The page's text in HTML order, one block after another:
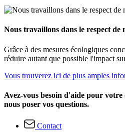
Nous travaillons dans le respect de
Grâce à des mesures écologiques
réduire autant que possible l'impact
Vous trouverez ici de plus amples
Avez-vous besoin d'aide pour votre
nous poser vos questions.
Contact